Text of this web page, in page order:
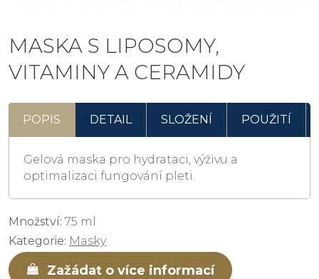
MASKA S LIPOSOMY,
VITAMINY A CERAMIDY
POPIS DETAIL SLOŽENÍ POUŽITÍ
Gelová maska pro hydrataci, výživu a
optimalizaci fungování pleti.
Množství: 75 ml
Kategorie: Masky
Zažádat o více informací